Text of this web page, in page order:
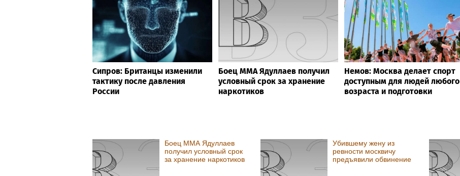
Сипров: Британцы изменили
тактику после давления
России
Боец ММА Ядуллаев получил
условный срок за хранение
наркотиков
Немов: Москва делает спорт
доступным для людей любого
возраста и подготовки
Боец ММА Ядуллаев
получил условный срок
за хранение наркотиков
Убившему жену из
ревности москвичу
предъявили обвинение